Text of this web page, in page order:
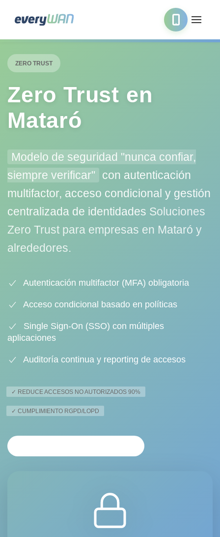
ZERO TRUST
Zero Trust en
Mataró
Modelo de seguridad "nunca confiar,
siempre verificar"
con autenticación
multifactor, acceso condicional y gestión
centralizada de identidades Soluciones
Zero Trust para empresas en Mataró y
alrededores.
Autenticación multifactor (MFA) obligatoria
Acceso condicional basado en políticas
Single Sign-On (SSO) con múltiples
aplicaciones
Auditoría continua y reporting de accesos
✓ REDUCE ACCESOS NO AUTORIZADOS 90%
✓ CUMPLIMIENTO RGPD/LOPD